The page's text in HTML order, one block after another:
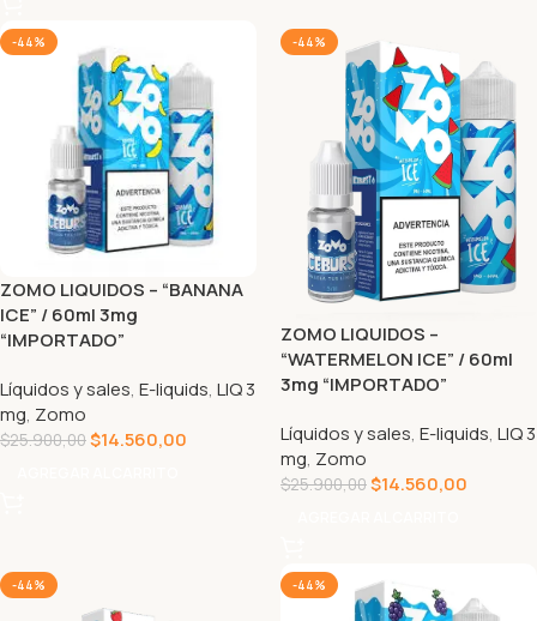
-44%
ZOMO LIQUIDOS – “BANANA
ICE” / 60ml 3mg
“IMPORTADO”
Líquidos y sales, E-liquids, LIQ 3
mg, Zomo
$25.900,00$14.560,00
-44%
ZOMO LIQUIDOS –
“WATERMELON ICE” / 60ml
3mg “IMPORTADO”
Líquidos y sales, E-liquids, LIQ 3
mg, Zomo
$25.900,00$14.560,00
-44% -44%